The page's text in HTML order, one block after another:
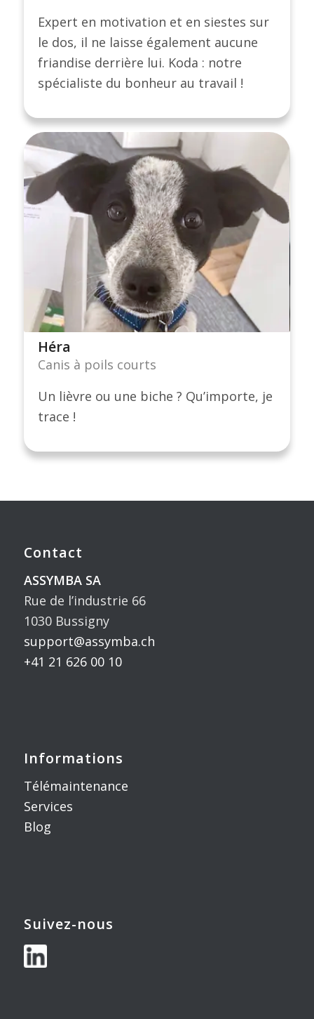
Expert en motivation et en siestes sur
le dos, il ne laisse également aucune
friandise derrière lui. Koda : notre
spécialiste du bonheur au travail !
Héra
Canis à poils courts
Un lièvre ou une biche ? Qu’importe, je
trace !
Contact
ASSYMBA SA
Rue de l’industrie 66
1030 Bussigny
support@assymba.ch
+41 21 626 00 10
Informations
Télémaintenance
Services
Blog
Suivez-nous